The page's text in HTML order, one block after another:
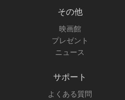
その他
映画館
プレゼント
ニュース
サポート
よくある質問